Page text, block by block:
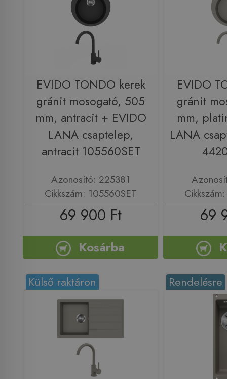
EVIDO TONDO kerek
gránit mosogató, 505
mm, antracit + EVIDO
LANA csaptelep,
antracit 105560SET
Azonosító: 225381
Cikkszám: 105560SET
69 900 Ft
Kosárba
EVIDO
gránit
mm,
LANA
69
Külső raktáron Rendelésre